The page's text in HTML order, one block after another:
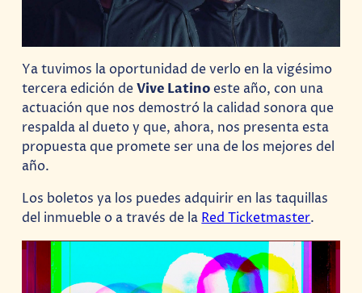
Ya tuvimos la oportunidad de verlo en la vigésimo
tercera edición deVive Latinoeste año, con una
actuación que nos demostró la calidad sonora que
respalda al dueto y que, ahora, nos presenta esta
propuesta que promete ser una de los mejores del
año.
Los boletos ya los puedes adquirir en las taquillas
del inmueble o a través de la Red Ticketmaster.